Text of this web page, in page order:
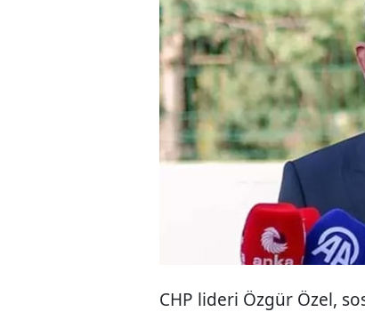
CHP lideri Özgür Özel,